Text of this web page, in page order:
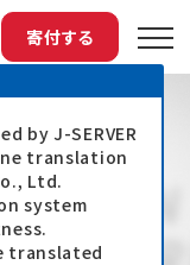
寄付する
by J-SERVER
translation
Ltd.
system
translated